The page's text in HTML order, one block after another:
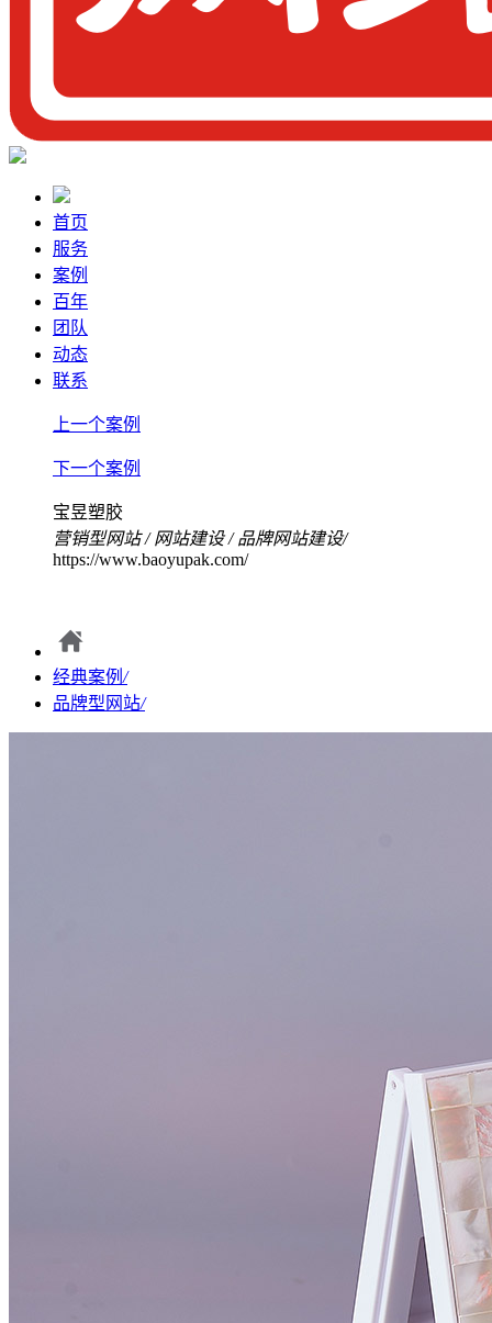
首页
服务
案例
百年
团队
动态
联系
上一个案例
下一个案例
宝昱塑胶
营销型网站/ 网站建设/ 品牌网站建设/
https://www.baoyupak.com/
经典案例 /
品牌型网站/